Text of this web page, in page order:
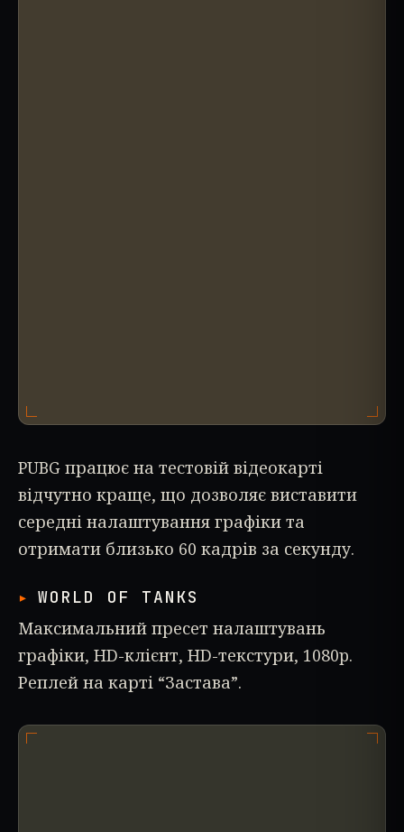
PUBG працює на тестовій відеокарті
відчутно краще, що дозволяє виставити
середні налаштування графіки та
отримати близько 60 кадрів за секунду.
WORLD OF TANKS
Максимальний пресет налаштувань
графіки, HD-клієнт, HD-текстури, 1080p.
Реплей на карті “Застава”.